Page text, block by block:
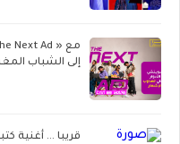
إلى الشباب
قريبا ... أغنية